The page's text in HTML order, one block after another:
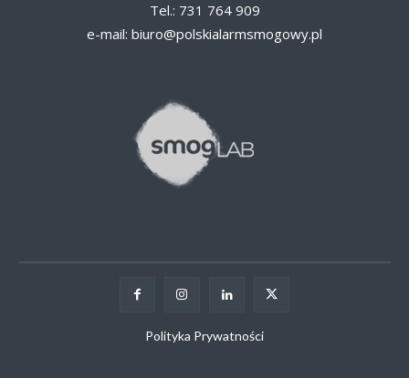
Tel.: 731 764 909
e-mail: biuro@polskialarmsmogowy.pl
Polityka Prywatności